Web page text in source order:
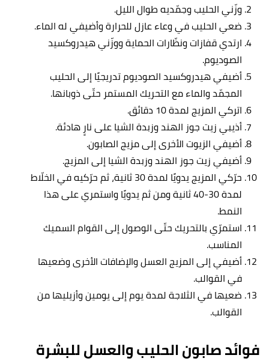
وزّني الحليب وجمّديه طوال الليل.
ضعي الحليب في وعاء عازل للحرارة وأضيفي له الماء.
ارتدي قفازات ونظّارات الحماية ووزّني هيدروكسيد
الصوديوم.
أضيفي هيدروكسيد الصوديوم تدريجيًا إلى الحليب
المجمّد والماء مع التحريك المستمر حتّى ذوبانها.
اتركي المزيج لمدة 10 دقائق.
أذيبي زيت جوز الهند وزبدة الشيا على نارٍ هادئة.
أضيفي الزيوت الأخرى إلى مزيج الصابون.
أضيفي زيت جوز الهند وزبدة الشيا إلى المزيج.
حرّكي المزيج يدويًا لمدة 30 ثانية، ثم حرّكيه في الخلّاط
لمدة 30-40 ثانية ومن ثم يدويًا واستمري على هذا
النمط.
استمرّي بالتحريك حتّى الوصول إلى القوام السميك
المناسب.
أضيفي إلى المزيج العسل والإضافات الأخرى وضعيها
في القوالب.
ضعيها في الثلاجة لمدة يوم إلى يومين وأزيليها من
القوالب.
فوائد صابون الحليب والعسل للبشرة